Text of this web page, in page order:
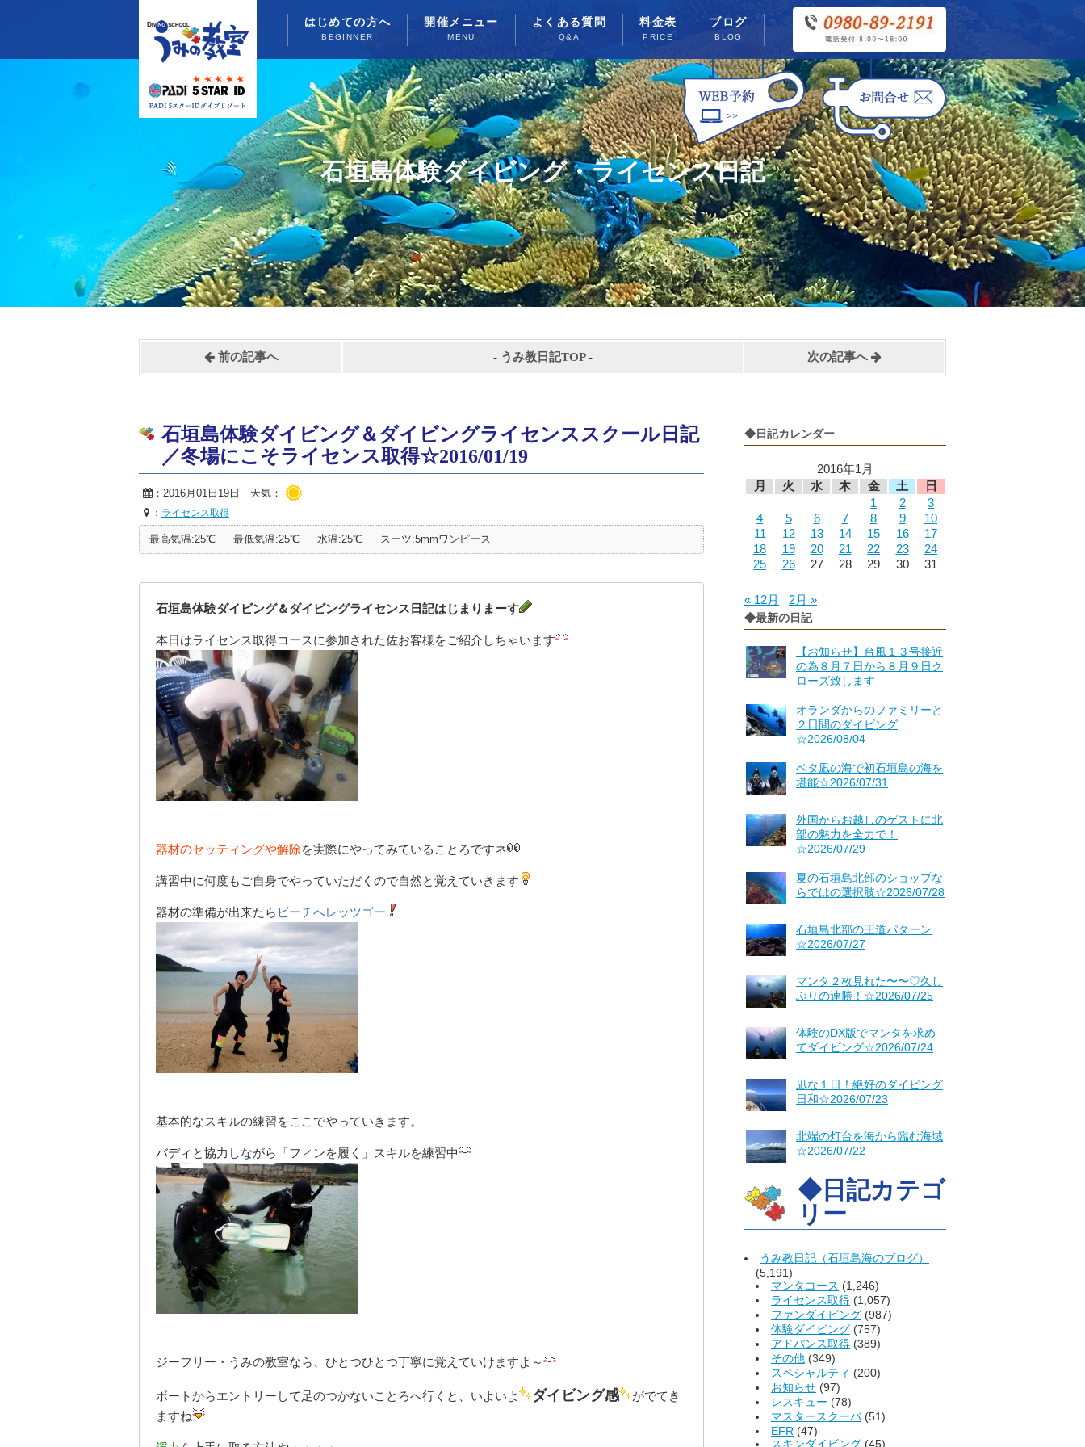
はじめての方へ
BEGINNER
開催メニュー
MENU
よくある質問
Q&A
料金表
PRICE
ブログ
BLOG
石垣島体験ダイビング・ライセンス日記
前の記事へ - うみ教日記TOP- 次の記事へ
◆日記カレンダー
2016年1月
月
火 水 木 金 土
日
1
2
3
4
5 6 7 8 9
10
11
12 13 14 15 16
17
18
19 20 21 22 23
24
25
26 27 28 29 30 31
« 12月 2月 »
◆最新の日記
【お知らせ】台風１３号接近
の為８月７日から８月９日ク
ローズ致します
オランダからのファミリーと
２日間のダイビング
☆2026/08/04
ベタ凪の海で初石垣島の海を
堪能☆2026/07/31
外国からお越しのゲストに北
部の魅力を全力で！
☆2026/07/29
夏の石垣島北部のショップな
らではの選択肢☆2026/07/28
石垣島北部の王道パターン
☆2026/07/27
マンタ２枚見れた〜〜♡久し
ぶりの連勝！☆2026/07/25
体験のDX版でマンタを求め
てダイビング☆2026/07/24
凪な１日！絶好のダイビング
日和☆2026/07/23
北端の灯台を海から臨む海域
☆2026/07/22
◆日記カテゴ
リー
うみ教日記（石垣島海のブログ）
(5,191)
マンタコース (1,246)
ライセンス取得 (1,057)
ファンダイビング (987)
体験ダイビング (757)
アドバンス取得 (389)
その他 (349)
スペシャルティ (200)
お知らせ (97)
レスキュー (78)
マスタースクーバ(51)
EFR (47)
スキンダイビング (45)
石垣島体験ダイビング＆ダイビングライセンススクール日記
／冬場にこそライセンス取得☆2016/01/19
：2016月01日19日 天気：
： ライセンス取得
最高気温:25℃ 最低気温:25℃ 水温:25℃ スーツ:5mmワンピース
石垣島体験ダイビング＆ダイビングライセンス日記はじまりまーす
本日はライセンス取得コースに参加された佐お客様をご紹介しちゃいます
器材のセッティングや解除を実際にやってみていることろですネ
講習中に何度もご自身でやっていただくので自然と覚えていきます
器材の準備が出来たら ビーチへレッツゴー
基本的なスキルの練習をここでやっていきます。
バディと協力しながら 「フィンを履く」スキルを練習中
ジーフリー・うみの教室なら、ひとつひとつ丁寧に覚えていけますよ～
ボートからエントリーして足のつかないことろへ行くと、いよいよ ダイビング感
がでてき
ますね